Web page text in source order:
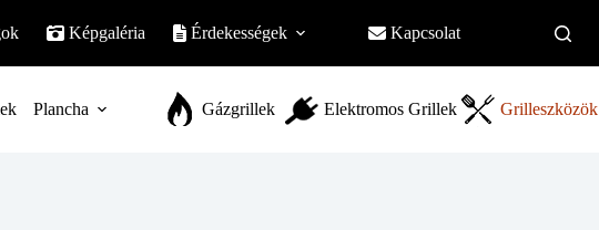
Képgaléria Érdekességek Kapcsolat
Plancha Gázgrillek Elektromos Grillek Grilleszközök